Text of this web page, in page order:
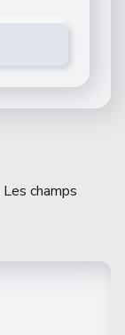
Les champs